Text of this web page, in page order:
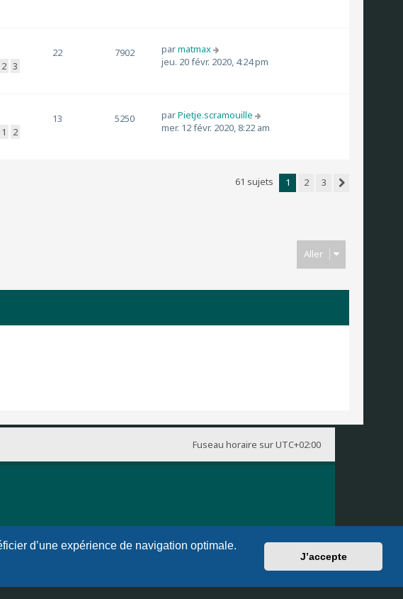
d’une expérience de navigation optimale.
J’accepte
2 3
22 7902 parmatmax
jeu. 20 févr. 2020, 4:24 pm
1 2
13 5250 parPietje.scramouille
mer. 12 févr. 2020, 8:22 am
61 sujets 1 2
3
Aller
Fuseau horaire surUTC+02:00